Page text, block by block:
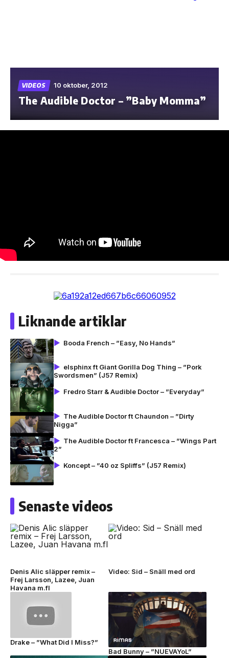
content
VIDEOS 10 oktober, 2012
The Audible Doctor – ”Baby Momma”
Liknande artiklar
Booda French – ”Easy, No Hands”
elsphinx ft Giant Gorilla Dog Thing – ”Pork
Swordsmen” (J57 Remix)
Fredro Starr & Audible Doctor – ”Everyday”
The Audible Doctor ft Chaundon – ”Dirty
Nigga”
The Audible Doctor ft Francesca – ”Wings Part
2”
Koncept – ”40 oz Spliffs” (J57 Remix)
Senaste videos
Denis Alic släpper remix –
Frej Larsson, Lazee, Juan
Havana m.fl
Video: Sid – Snäll med ord
Drake – ”What Did I Miss?”
Bad Bunny – ”NUEVAYoL”